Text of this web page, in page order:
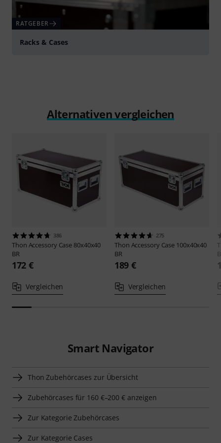
RATGEBER
Racks & Cases
Alternativen vergleichen
386
Thon Accessory Case 80x40x40
BR
172 €
Vergleichen
275
Thon Accessory Case 100x40x40
BR
189 €
Vergleichen
Smart Navigator
Thon Zubehörcases zur Übersicht
Zubehörcases für 160 €–200 € anzeigen
Zur Kategorie Zubehörcases
Zur Kategorie Cases